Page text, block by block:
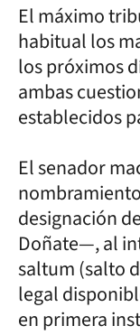
El máximo
habitual los
los próximos
ambas
establecidos
El senador
designación
Doñate—, al
saltum (salto
legal
en primera